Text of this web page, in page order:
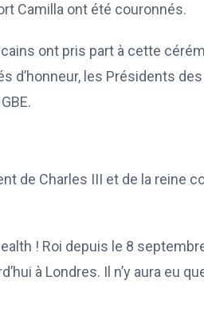
Camilla ont été couronnés.
ont pris part à cette
d’honneur, les Présidents
de Charles III et de la reine
! Roi depuis le 8
à Londres. Il n’y aura eu